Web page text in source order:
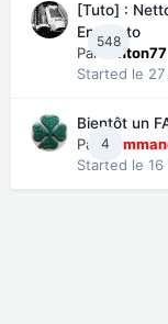
548
[Tuto] :
En Photo
Par
tonton77
Started le
4
Bientôt un
Par
Started le